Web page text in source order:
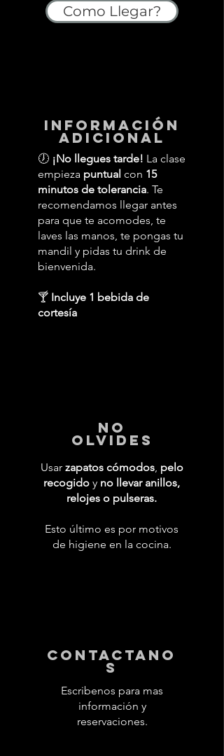
Como Llegar?
información
adicional
🕖 ¡No llegues tarde! La clase
empieza puntual con 15
minutos de tolerancia. Te
recomendamos llegar antes
para que te acomodes, te
laves las manos, te pongas tu
mandil y pidas tu drink de
bienvenida.
🍸 Incluye 1 bebida de
cortesía
No
Olvides
Usar zapatos cómodos, pelo
recogido y no llevar anillos,
relojes o pulseras.
Esto último es por motivos
de higiene en la cocina.
contactano
s
Escribenos para mas
información y
reservaciones.